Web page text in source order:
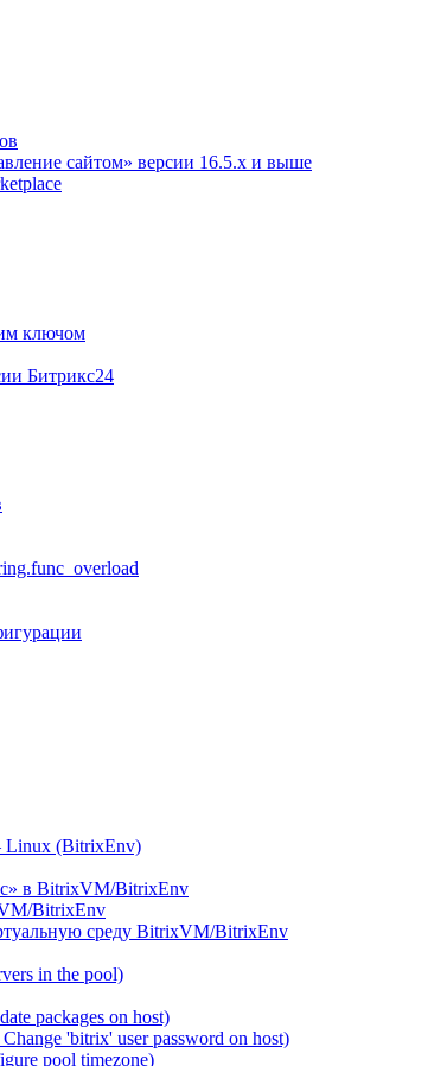
сайтом» версии 16.5.х и выше
ключом
Битрикс24
Linux (BitrixEnv)
в BitrixVM/BitrixEnv
BitrixEnv
среду BitrixVM/BitrixEnv
in the pool)
packages on host)
'bitrix' user password on host)
pool timezone)